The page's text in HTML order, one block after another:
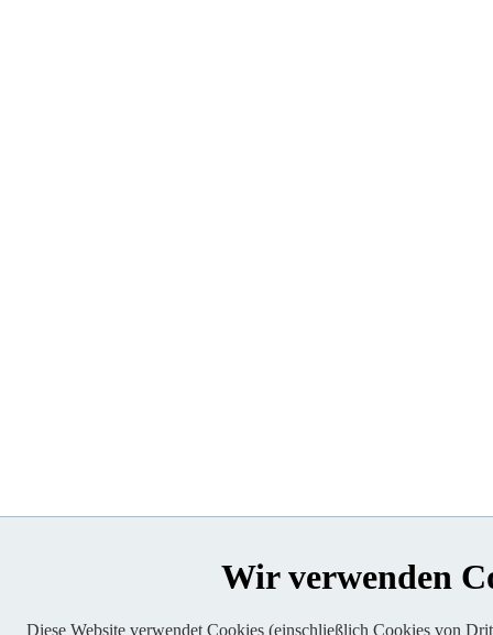
Wir verwenden
Diese Website verwendet Cookies (einschließlich Cookies von